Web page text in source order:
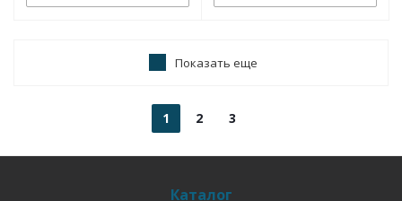
Показать еще
1 2 3
Каталог